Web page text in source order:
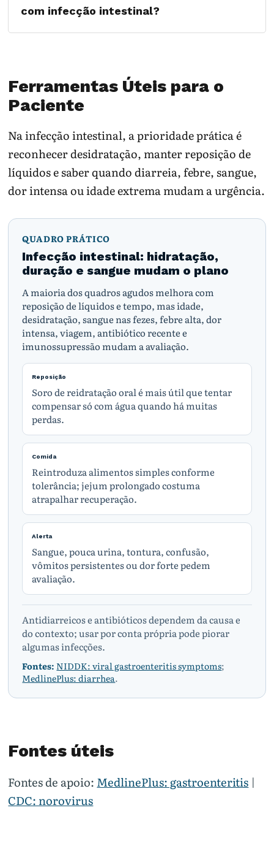
com infecção intestinal?
Ferramentas Úteis para o
Paciente
Na infecção intestinal, a prioridade prática é
reconhecer desidratação, manter reposição de
líquidos e saber quando diarreia, febre, sangue,
dor intensa ou idade extrema mudam a urgência.
QUADRO PRÁTICO
Infecção intestinal: hidratação,
duração e sangue mudam o plano
A maioria dos quadros agudos melhora com
reposição de líquidos e tempo, mas idade,
desidratação, sangue nas fezes, febre alta, dor
intensa, viagem, antibiótico recente e
imunossupressão mudam a avaliação.
Reposição
Soro de reidratação oral é mais útil que tentar
compensar só com água quando há muitas
perdas.
Comida
Reintroduza alimentos simples conforme
tolerância; jejum prolongado costuma
atrapalhar recuperação.
Alerta
Sangue, pouca urina, tontura, confusão,
vômitos persistentes ou dor forte pedem
avaliação.
Antidiarreicos e antibióticos dependem da causa e
do contexto; usar por conta própria pode piorar
algumas infecções.
Fontes: NIDDK: viral gastroenteritis symptoms;
MedlinePlus: diarrhea.
Fontes úteis
Fontes de apoio: MedlinePlus: gastroenteritis |
CDC: norovirus